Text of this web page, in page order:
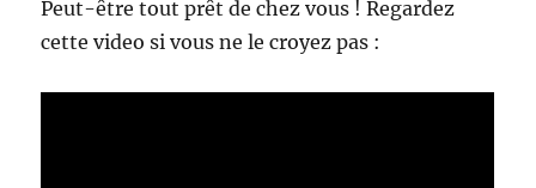
Peut-être tout prêt de chez vous ! Regardez
cette video si vous ne le croyez pas :